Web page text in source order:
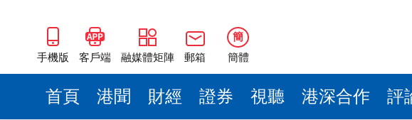
手機版 客戶端 融媒體矩陣 郵箱
簡
簡體
首頁 港聞 財經 證券 視聽 港深合作 評